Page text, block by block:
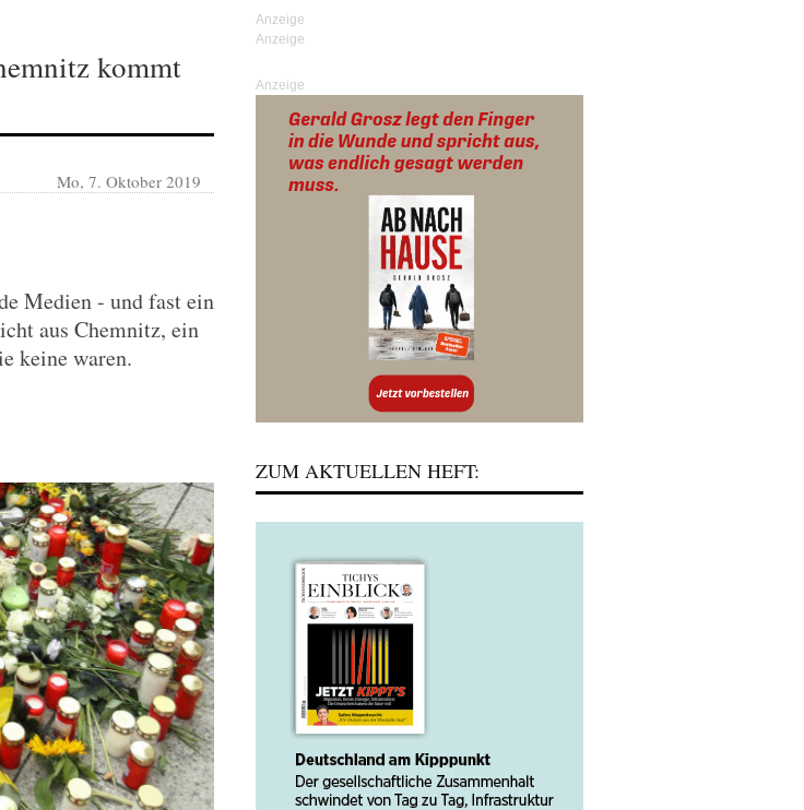
kommt
Mo, 7. Oktober 2019
Medien - und fast ein
aus Chemnitz, ein
keine waren.
Anzeige
ZUM AKTUELLEN HEFT: